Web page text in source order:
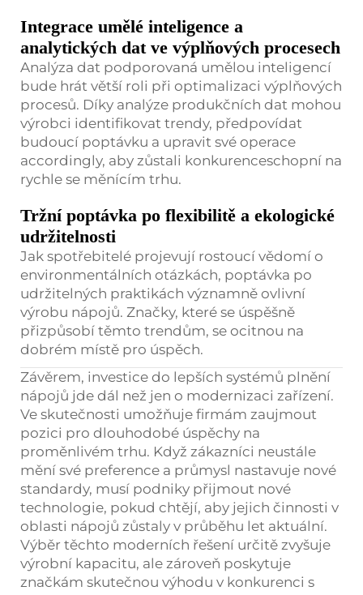
Integrace umělé inteligence a
analytických dat ve výplňových procesech
Analýza dat podporovaná umělou inteligencí
bude hrát větší roli při optimalizaci výplňových
procesů. Díky analýze produkčních dat mohou
výrobci identifikovat trendy, předpovídat
budoucí poptávku a upravit své operace
accordingly, aby zůstali konkurenceschopní na
rychle se měnícím trhu.
Tržní poptávka po flexibilitě a ekologické
udržitelnosti
Jak spotřebitelé projevují rostoucí vědomí o
environmentálních otázkách, poptávka po
udržitelných praktikách významně ovlivní
výrobu nápojů. Značky, které se úspěšně
přizpůsobí těmto trendům, se ocitnou na
dobrém místě pro úspěch.
Závěrem, investice do lepších systémů plnění
nápojů jde dál než jen o modernizaci zařízení.
Ve skutečnosti umožňuje firmám zaujmout
pozici pro dlouhodobé úspěchy na
proměnlivém trhu. Když zákazníci neustále
mění své preference a průmysl nastavuje nové
standardy, musí podniky přijmout nové
technologie, pokud chtějí, aby jejich činnosti v
oblasti nápojů zůstaly v průběhu let aktuální.
Výběr těchto moderních řešení určitě zvyšuje
výrobní kapacitu, ale zároveň poskytuje
značkám skutečnou výhodu v konkurenci s